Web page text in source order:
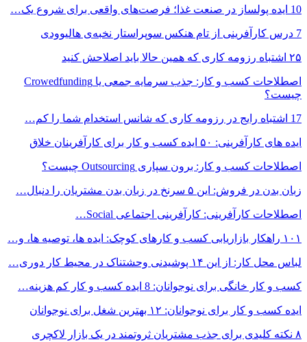
10 ایده پولساز در صنعت غذا؛ فرصت‌های واقعی برای شروع یک…
7 درس کارآفرینی از تام هنکس سوپراستار نخبه‌ی هالیوودی
۲۵ اشتباه رزومه کاری که همین حالا باید اصلاحش کنید
اصطلاحات کسب و کار: جذب سرمایه‌ جمعی یا Crowedfunding
چیست؟
17 اشتباه رایج در رزومه کاری که شانس استخدام شما را کم…
ایده های کارآفرینی: ۵۰ ایده کسب و کار برای کارآفرینان خلاق
اصطلاحات کسب و کار: برون‌ سپاری Outsourcing چیست؟
زبان بدن در فروش: این ۵ سرنخ در زبان بدن مشتریان را دنبال…
اصطلاحات کارآفرینی: کارآفرینی اجتماعی Social…
۱۰۱ راهکار بازاریابی کسب و کارهای کوچک: ایده ها، توصیه ها، و…
لباس محل کار: از این ۱۴ پوشیدنی وحشتناک در محیط کار دوری…
کسب و کار خانگی برای نوجوانان: 8 ایده کسب و کار کم هزینه…
ایده کسب و کار برای نوجوانان: ۱۲ بهترین شغل برای نوجوانان
۸ نکته کلیدی برای جذب مشتریان ثروتمند در یک بازار لاکچری